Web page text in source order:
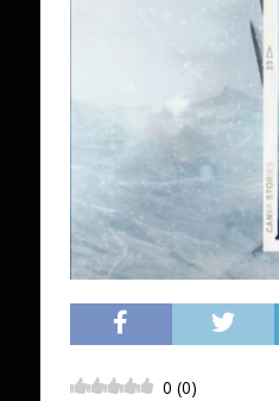
0 (0)